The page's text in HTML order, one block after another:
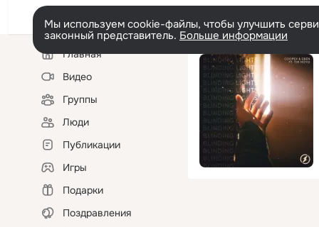
Мы используем cookie-файлы, чтобы улучшить
законный представитель. Больше информации
Левая
колонкаГлавная
Видео
Группы
Люди
Публикации
Игры
Подарки
Поздравления